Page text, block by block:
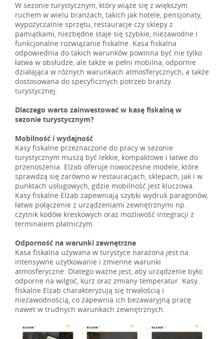
W sezonie turystycznym, który wiąże się z większym
ruchem w wielu branżach, takich jak hotele, pensjonaty,
wypożyczalnie sprzętu, restauracje czy sklepy z
pamiątkami, niezbędne staje się szybkie, niezawodne i
funkcjonalne rozwiązanie fiskalne. Kasa fiskalna
odpowiednia do takich warunków powinna być nie tylko
łatwa w obsłudze, ale także w pełni mobilna, odpornie
działająca w różnych warunkach atmosferycznych, a także
dostosowana do specyficznych potrzeb branży
turystycznej.
Dlaczego warto zainwestować w kasę fiskalną w
sezonie turystycznym?
Mobilność i wydajność
Kasy fiskalne przeznaczone do pracy w sezonie
turystycznym muszą być lekkie, kompaktowe i łatwe do
przenoszenia. Elzab oferuje nowoczesne modele, które
sprawdzą się zarówno w restauracjach, sklepach, jak i w
punktach usługowych, gdzie mobilność jest kluczowa.
Kasy fiskalne Elzab zapewniają szybki wydruk paragonów,
łatwe połączenie z urządzeniami zewnętrznymi np.
czytnik kodów kreskowych oraz możliwość integracji z
terminalem płatniczym.
Odporność na warunki zewnętrzne
Kasa fiskalna używana w turystyce narażona jest na
intensywne użytkowanie i zmienne warunki
atmosferyczne. Dlatego ważne jest, aby urządzenie było
odporne na wilgoć, kurz oraz zmiany temperatur. Kasy
fiskalne Elzab charakteryzują się trwałością i
niezawodnością, co zapewnia ich bezawaryjną pracę
nawet w trudnych warunkach zewnętrznych.